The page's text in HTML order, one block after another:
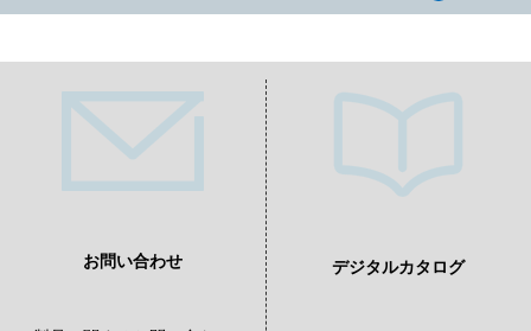
お問い合わせ デジタルカタログ